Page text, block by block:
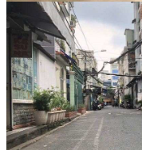
Nhà phố
11.5 Tỷ
Mã: 9941Bán nhà
P.Diên Hồng. DT